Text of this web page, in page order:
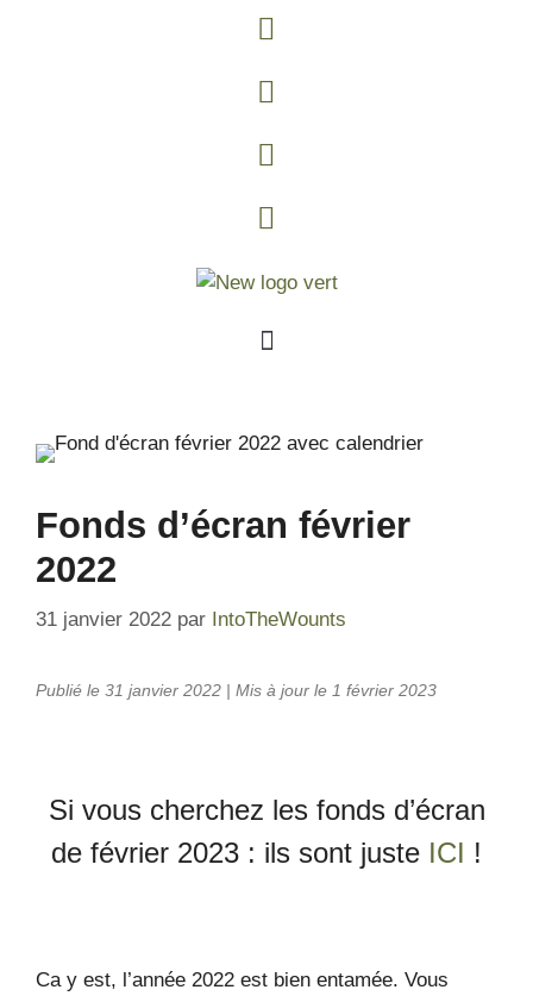
Fonds d’écran février
2022
31 janvier 2022 par IntoTheWounts
Publié le 31 janvier 2022 | Mis à jour le 1 février 2023
Si vous cherchez les fonds d’écran
de février 2023 : ils sont juste ICI !
Ca y est, l’année 2022 est bien entamée. Vous